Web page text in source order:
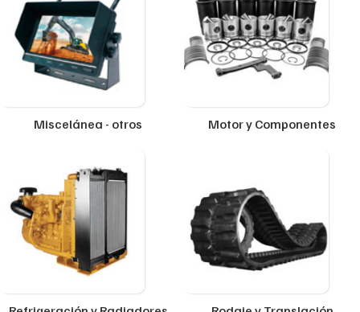
Miscelánea - otros Motor y Componentes